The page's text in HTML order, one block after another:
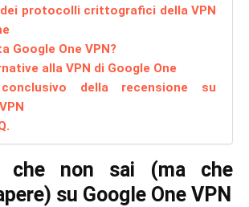
protocolli crittografici della VPN
Google One VPN?
alla VPN di Google One
della recensione su
che non sai (ma che
su Google One VPN